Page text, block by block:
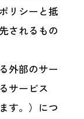
リシーと抵
されるもの
外部のサー
サービス
す。）につ